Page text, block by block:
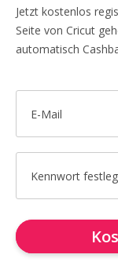
Jetzt kostenlos
Seite von Cricut
automatisch
E-Mail
Kennwort